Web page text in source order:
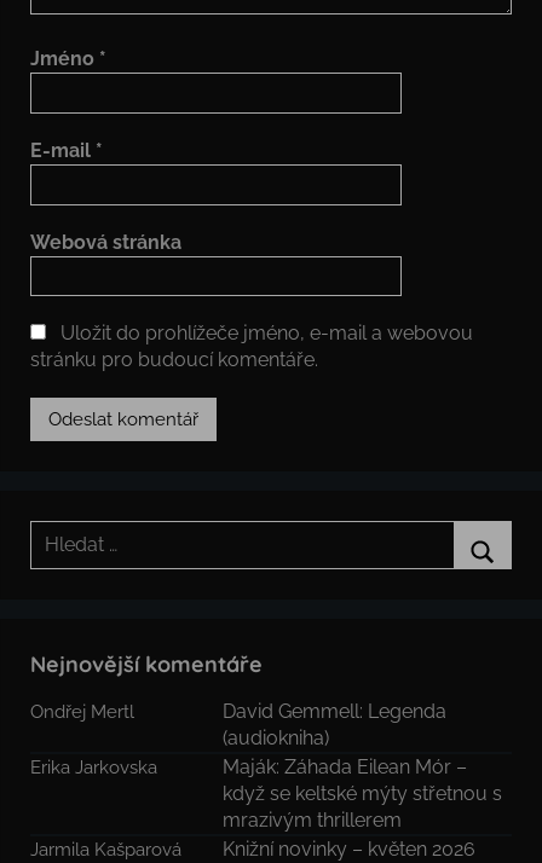
Jméno *
E-mail *
Webová stránka
Uložit do prohlížeče jméno, e-mail a webovou
stránku pro budoucí komentáře.
Hledat:
Nejnovější komentáře
Ondřej Mertl
David Gemmell: Legenda
(audiokniha)
Erika Jarkovska
Maják: Záhada Eilean Mór –
když se keltské mýty střetnou s
mrazivým thrillerem
Jarmila Kašparová Knižní novinky – květen 2026